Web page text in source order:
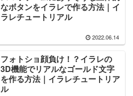
なボタンをイラレで作る方法｜イ
ラレチュートリアル
2022.06.14
フォトショ顔負け！？イラレの
3D機能でリアルなゴールド文字
を作る方法｜イラレチュートリア
ル